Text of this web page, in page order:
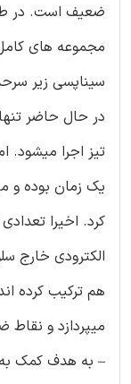
ضعیف است. در
مجموعه های
سیناپسی زیر
در حال حاضر تنها
تیز اجرا میشود.
یک زمان بوده و
کرد. اخیرا تعدادی
الکترودی خارج
هم ترکیب کرده
میپردازد و نقاط
– به هدف کمک